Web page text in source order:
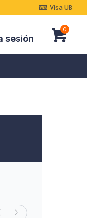
0
Visa UB